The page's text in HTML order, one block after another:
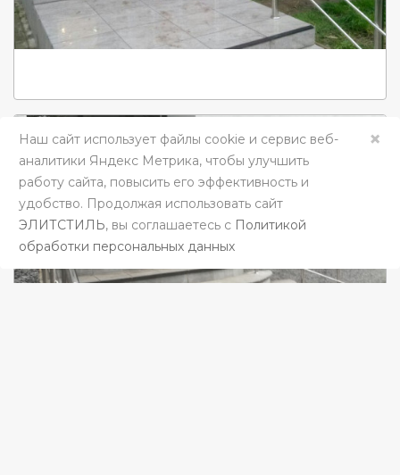
×
Наш сайт использует файлы cookie и сервис веб-
аналитики Яндекс Метрика, чтобы улучшить
работу сайта, повысить его эффективность и
удобство. Продолжая использовать сайт
ЭЛИТСТИЛЬ, вы соглашаетесь c Политикой
обработки персональных данных